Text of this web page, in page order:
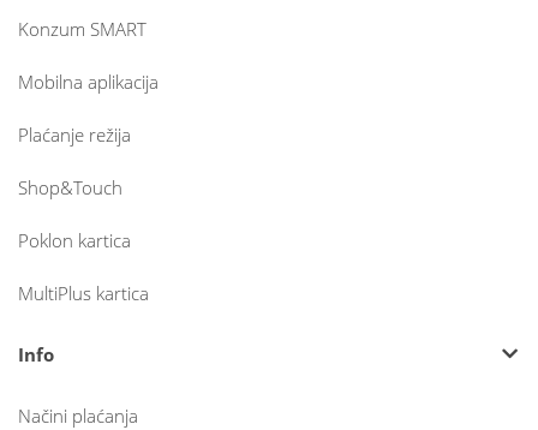
Konzum SMART
Mobilna aplikacija
Plaćanje režija
Shop&Touch
Poklon kartica
MultiPlus kartica
Info
Načini plaćanja